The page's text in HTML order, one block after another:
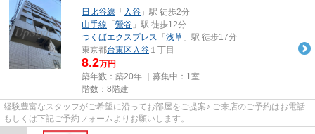
日比谷線 「 入谷 」駅 徒歩2分
山手線 「 鶯谷 」駅 徒歩12分
つくばエクスプレス 「 浅草 」駅 徒歩17分
東京都台東区 入谷 １丁目
8.2万円
築年数：築20年 ｜募集中： 1室
階数：8階建
経験豊富なスタッフがご希望に沿ってお部屋をご提案♪ ご来店のご予約はお電話
もしくは下記ご予約フォームよりお願いします。